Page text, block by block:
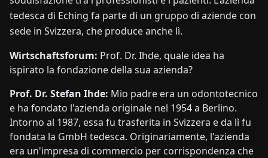
tedesca di Eching fa parte di un gruppo di aziende con
sede in Svizzera, che produce anche lì.
Wirtschaftsforum: Prof. Dr. Ihde, quale idea ha
ispirato la fondazione della sua azienda?
Prof. Dr. Stefan Ihde: Mio padre era un odontotecnico
e ha fondato l'azienda originale nel 1954 a Berlino.
Intorno al 1987, essa fu trasferita in Svizzera e da lì fu
fondata la GmbH tedesca. Originariamente, l'azienda
era un'impresa di commercio per corrispondenza che